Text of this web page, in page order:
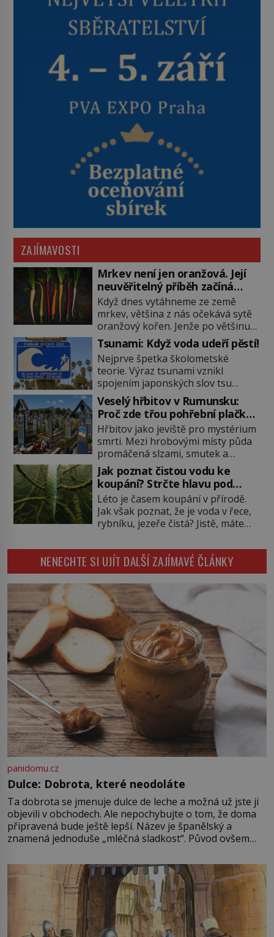
ZAJÍMAVOSTI
Mrkev není jen oranžová. Její
neuvěřitelný příběh začíná
fialovou barvou
Když dnes vytáhneme ze země
mrkev, většina z nás očekává sytě
oranžový kořen. Jenže po většinu
své historie je mrkev všechno
možné, jen ne oranžová. Je fialová,
žlutá, bílá, někdy dokonce téměř
černá. Až díky stovkám let
pečlivého šlechtění se z ní stává
zelenina, bez které si českou
zahradu ani nedokážeme
představit. Její příběh je […]
Tsunami: Když voda udeří pěstí!
Nejprve špetka školometské
teorie. Výraz tsunami vznikl
spojením japonských slov tsu
(přístav) a nami (vlna). Jedná se o
dlouhou vlnu, která je na volném
moři takřka nepostřehnutelná.
Ačkoli je vlnová délka tsunami i 300
kilometrů, výška vlny na volném
moři je maximálně 1,5 metru.
Máme se podobné obří vlny obávat
i v Evropě? Vznik tsunami si […]
Veselý hřbitov v Rumunsku:
Proč zde třou pohřební plačky
bídu s nouzí?
Hřbitov jako jeviště pro mystérium
smrti. Mezi hrobovými místy půda
promáčená slzami, smutek a
vědomí konečnosti lidské existence.
Jsou ale výjimky, kde pohřební
plačky smutně žmoulají kapesníky
nikoli při smutečním obřadu, ale
při pohledu na výši vyměřené
podpory v nezaměstnanosti. Kam
který si vysloužil název „Veselý“,
najdeme v rumunské vesnici
Sapanta, nedaleko hranic […]
Jak poznat čistou vodu ke
koupání? Strčte hlavu pod
hladinu!
Léto je časem koupání v přírodě.
Jak však poznat, že je voda v řece,
rybníku, jezeře čistá? Jistě, máte
hygieniků či podrobit křížovému
výslechu provozovatele přírodního
koupaliště. Existuje ale ještě jiná
alternativa. Jaká? Podívat se pod
hladinu a zjistit, kdo si onu
konkrétní vodní lokalitu oblíbil už
dávno před vámi. Říká se jim
bioindikátory […]
NENECHTE SI UJÍT DALŠÍ ZAJÍMAVÉ ČLÁNKY
panidomu.cz
Dulce: Dobrota, které neodoláte
Ta dobrota se jmenuje dulce de leche a možná už jste ji
objevili v obchodech. Ale nepochybujte o tom, že doma
připravená bude ještě lepší. Název je španělský a
znamená jednoduše „mléčná sladkost“. Původ ovšem
pře hned několik latinskoamerických zemí a k tomu
Francie, kde se traduje,